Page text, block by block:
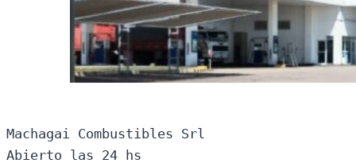
Machagai Combustibles Srl
Abierto las 24 hs